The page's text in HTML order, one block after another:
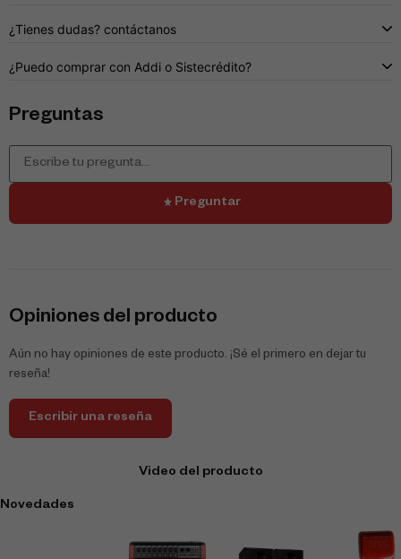
¿Tienes dudas? contáctanos
¿Puedo comprar con Addi o Sistecrédito?
Preguntas
Preguntar
Opiniones del producto
Aún no hay opiniones de este producto. ¡Sé el primero en dejar tu
reseña!
Escribir una reseña
Video del producto
Novedades